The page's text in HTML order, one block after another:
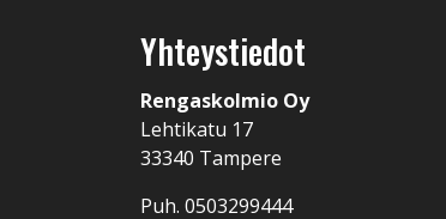
Yhteystiedot
Rengaskolmio Oy
Lehtikatu 17
33340 Tampere
Puh. 0503299444